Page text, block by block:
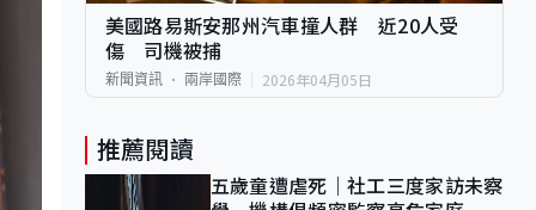
美國路易斯安那州汽車撞人群 近20人受
傷 司機被捕
新聞資訊 兩岸國際 2026年04月05日
推薦閱讀
五歲童遭虐死｜社工三度家訪未察